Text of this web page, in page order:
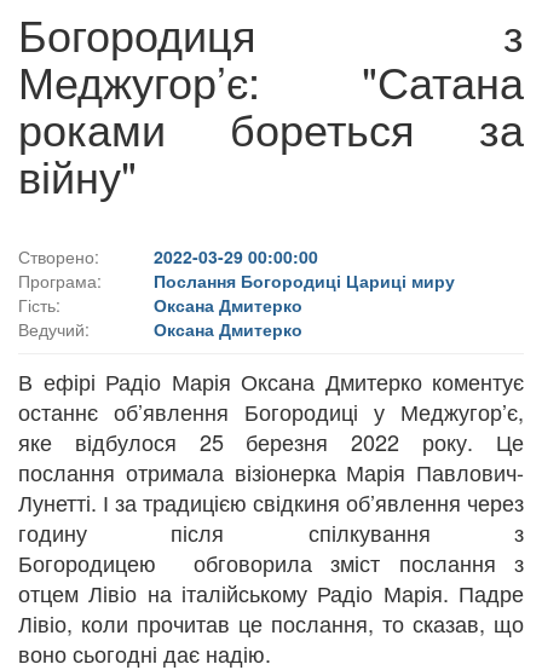
Богородиця з
Меджугор’є: "Сатана
роками бореться за
війну"
Створено:
2022-03-29 00:00:00
Програма:
Послання Богородиці Цариці миру
Гість:
Оксана Дмитерко
Ведучий:
Оксана Дмитерко
В ефірі Радіо Марія Оксана Дмитерко коментує
останнє об’явлення Богородиці у Меджугор’є,
яке відбулося 25 березня 2022 року. Це
послання отримала візіонерка Марія Павлович-
Лунетті. І за традицією свідкиня об’явлення через
годину після спілкування з
Богородицею обговорила зміст послання з
отцем Лівіо на італійському Радіо Марія. Падре
Лівіо, коли прочитав це послання, то сказав, що
воно сьогодні дає надію.